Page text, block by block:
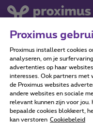
Proximus Real Estate
Koning Albert II Laan
1030 Schaarbeek
Proximus
Proximus installeert cookies
analyseren, om je
advertenties op haar
interesses. Ook partners met
de Proximus websites
andere websites en sociale
relevant kunnen zijn voor jou.
bepaalde cookies blokkeert,
kan verstoren Cookiebeleid